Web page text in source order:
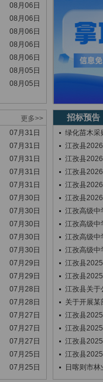
08月06日
08月06日
08月06日
08月06日
08月06日
08月05日
08月05日
更多>>
07月31日
07月31日
07月31日
07月31日
07月31日
07月30日
07月30日
07月30日
07月30日
07月30日
07月29日
07月29日
07月28日
07月28日
07月27日
07月27日
07月27日
07月25日
07月25日
招标预告
绿化苗木采
江孜县
江孜县
江孜县
江孜县
江孜县
江孜高级中
江孜高级中
江孜高级中
江孜高级中
江孜县
江孜县
江孜县关于
关于开展
江孜县
江孜县
江孜县
江孜县
日喀则市